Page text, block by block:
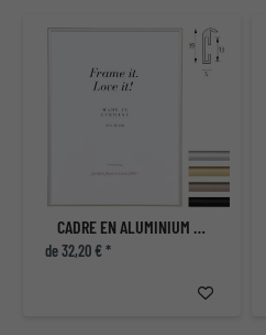
CADRE EN ALUMINIUM ECON ROND
de 32,20 € *